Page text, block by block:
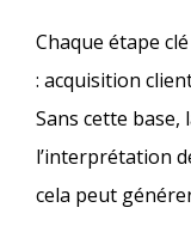
Chaque étape
: acquisition
Sans cette
l’interprétation
cela peut